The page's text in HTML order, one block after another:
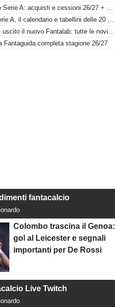
Calciomercato Serie A: acquisti e cessioni 26/27 + schede al fantacalcio
Amichevoli Serie A, il calendario e tabellini delle 20 squadre
Fantacalcio, è uscito il nuovo Fantalab: tutte le novità 2026-2027
Fantaguida completa stagione 26/27
fantacalcio
Colombo trascina il Genoa:
gol al Leicester e segnali
importanti per De Rossi
Live Twitch